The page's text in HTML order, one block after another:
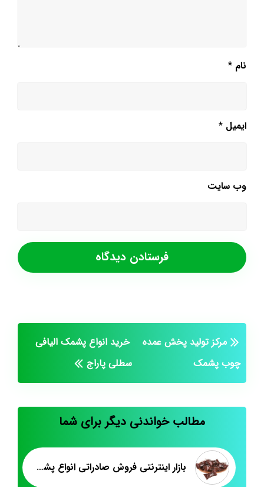
نام *
ایمیل *
وب‌ سایت
مرکز تولید پخش عمده
چوب پشمک
خرید انواع پشمک الیافی
سطلی پاراج
مطالب خواندنی دیگر برای شما
بازار اینترنتی فروش صادراتی انواع پشمک الیافی/شکلاتی